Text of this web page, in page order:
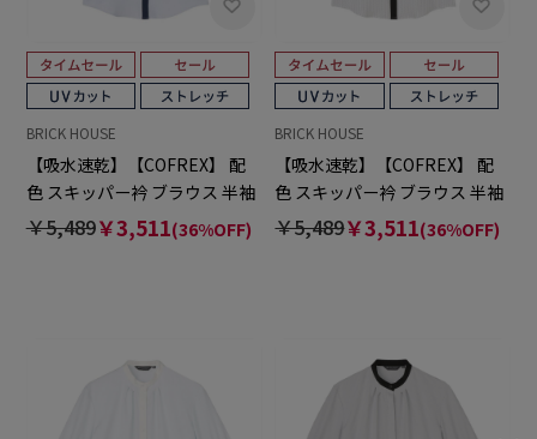
BRICK HOUSE
【吸水速乾】【COFREX】 配
色 スキッパー衿 ブラウス 半袖
レディースデザインシャツ
￥5,489￥3,511(36%OFF)
BRICK HOUSE
【吸水速乾】【COFREX】 配
色 スキッパー衿 ブラウス 半袖
レディースデザインシャツ
￥5,489￥3,511(36%OFF)